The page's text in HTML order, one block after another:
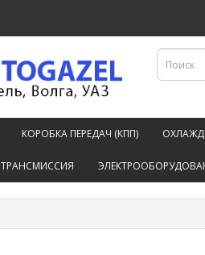
КОРОБКА ПЕРЕДАЧ (КПП)
ТРАНСМИССИЯ